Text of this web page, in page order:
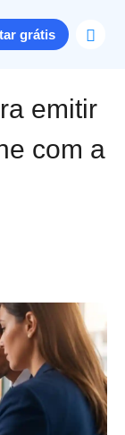
grátis
emitir
com a